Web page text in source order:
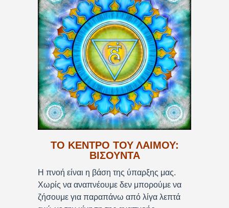
ΤΟ ΚΕΝΤΡΟ ΤΟΥ ΛΑΙΜΟΥ:
ΒΙΣΟΥΝΤΑ
Η πνοή είναι η βάση της ύπαρξης μας.
Χωρίς να αναπνέουμε δεν μπορούμε να
ζήσουμε για παραπάνω από λίγα λεπτά